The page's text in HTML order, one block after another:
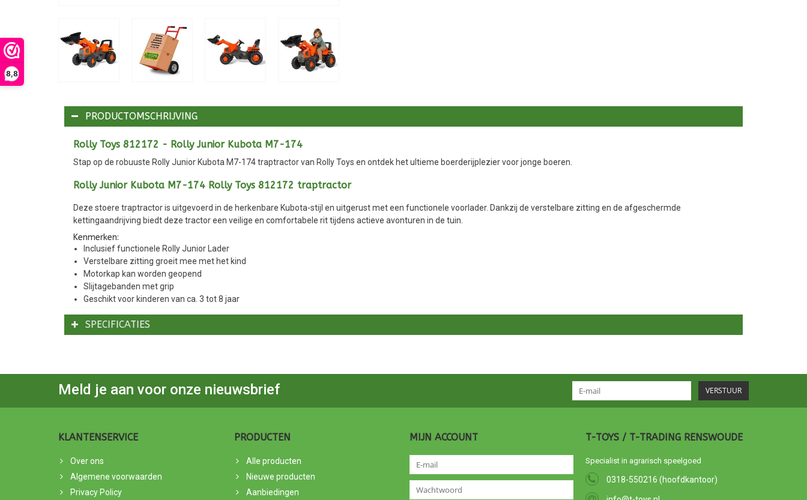
8,8
PRODUCTOMSCHRIJVING
Rolly Toys 812172 - Rolly Junior Kubota M7-174
Stap op de robuuste Rolly Junior Kubota M7-174 traptractor van Rolly Toys en ontdek het ultieme boerderijplezier voor jonge boeren.
Rolly Junior Kubota M7-174 Rolly Toys 812172 traptractor
Deze stoere traptractor is uitgevoerd in de herkenbare Kubota-stijl en uitgerust met een functionele voorlader. Dankzij de verstelbare zitting en de afgeschermde
kettingaandrijving biedt deze tractor een veilige en comfortabele rit tijdens actieve avonturen in de tuin.
Kenmerken:
Inclusief functionele Rolly Junior Lader
Verstelbare zitting groeit mee met het kind
Motorkap kan worden geopend
Slijtagebanden met grip
Geschikt voor kinderen van ca. 3 tot 8 jaar
SPECIFICATIES
Meld je aan voor onze nieuwsbrief VERSTUUR
KLANTENSERVICE
Over ons
Algemene voorwaarden
Privacy Policy
PRODUCTEN
Alle producten
Nieuwe producten
Aanbiedingen
MIJN ACCOUNT T-TOYS / T-TRADING RENSWOUDE
Specialist in agrarisch speelgoed
0318-550216 (hoofdkantoor)